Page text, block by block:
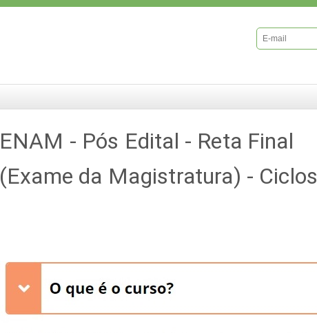
ENAM - Pós Edital - Reta Final
(Exame da Magistratura) - Ciclos